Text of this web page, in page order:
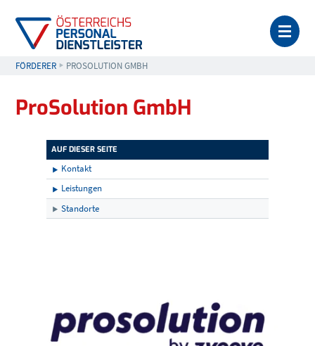
FÖRDERER AKTUELL: PROSOLUTION GMBH
PROSOLUTION GMBH
ProSolution GmbH
AUF DIESER SEITE
Kontakt
Leistungen
Standorte